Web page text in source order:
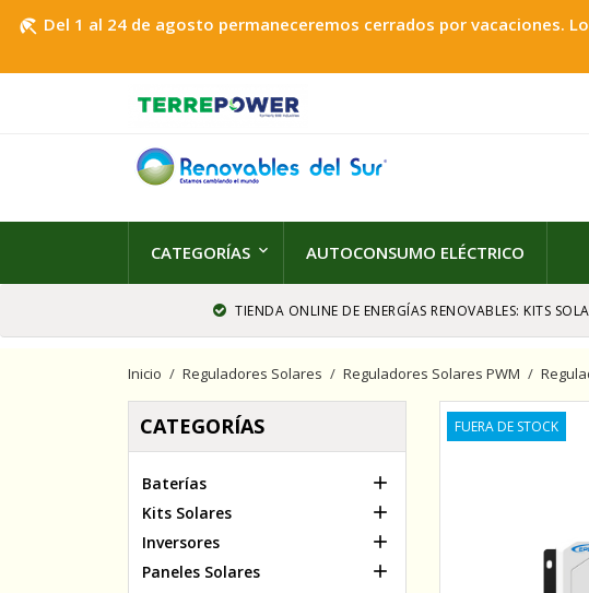
beach_access Del 1 al 24 de agosto permaneceremos cerrados por vacaciones.
CATEGORÍAS AUTOCONSUMO ELÉCTRICO
TIENDA ONLINE DE ENERGÍAS RENOVABLES: KITS
Inicio Reguladores Solares Reguladores Solares PWM
CATEGORÍAS
Baterías 
Kits Solares 
Inversores 
Paneles Solares 
FUERA DE STOCK